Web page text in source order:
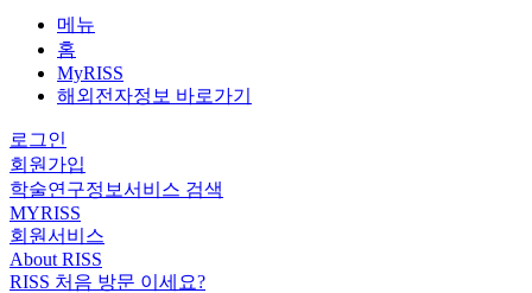
메뉴
홈
MyRISS
해외전자정보 바로가기
로그인
회원가입
학술연구정보서비스 검색
MYRISS
회원서비스
About RISS
RISS 처음 방문 이세요?